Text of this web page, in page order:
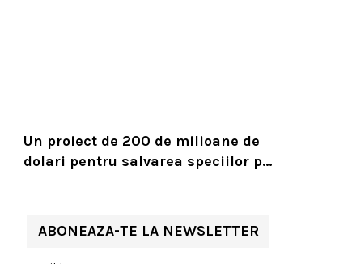
Un proiect de 200 de milioane de
dolari pentru salvarea speciilor pe
ABONEAZA-TE LA NEWSLETTER